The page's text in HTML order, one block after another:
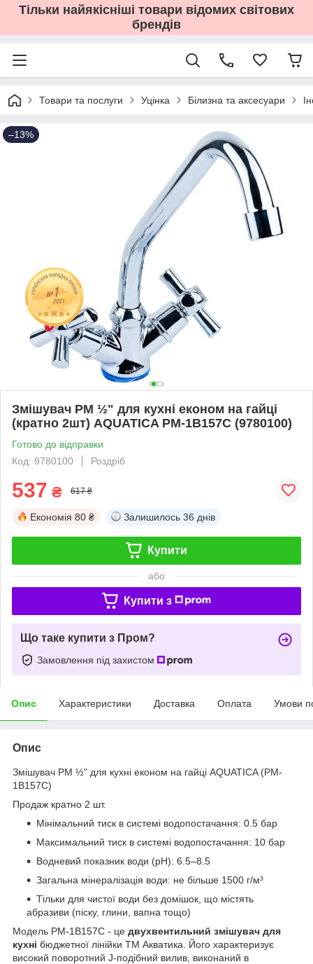
Тільки найякісніші товари відомих світових
брендів
Товари та послуги Уцінка Білизна та аксесуари
–13%
Змішувач PM ½" для кухні економ на гайці
(кратно 2шт) AQUATICA PM-1B157C (9780100)
Готово до відправки
Код: 9780100
Роздріб
537 ₴ 617 ₴
Економія 80 ₴ Залишилось 36 днів
Купити
або
Купити з
Що таке купити з Пром?
Замовлення під захистом
Опис Характеристики Доставка Оплата Умови
Опис
Змішувач PM ½" для кухні економ на гайці AQUATICA (PM-
1B157C)
Продаж кратно 2 шт.
Мінімальний тиск в системі водопостачання: 0.5 бар
Максимальний тиск в системі водопостачання: 10 бар
Водневий показник води (pH): 6.5–8.5
Загальна мінералізація води: не більше 1500 г/м³
Тільки для чистої води без домішок, що містять
абразиви (піску, глини, вапна тощо)
Модель PM-1B157C - це двухвентильний змішувач для
кухні бюджетної лінійки ТМ Акватика. Його характеризує
високий поворотний J-подібний вилив, виконаний в